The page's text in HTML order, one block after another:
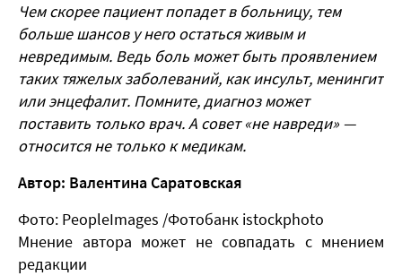
Чем скорее пациент попадет в больницу, тем
больше шансов у него остаться живым и
невредимым. Ведь боль может быть проявлением
таких тяжелых заболеваний, как инсульт, менингит
или энцефалит. Помните, диагноз может
поставить только врач. А совет «не навреди» —
относится не только к медикам.
Автор: Валентина Саратовская
Фото: PeopleImages /Фотобанк istockphoto
Мнение автора может не совпадать с мнением
редакции